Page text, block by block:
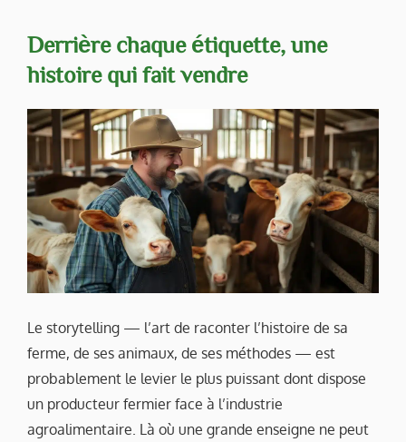
Derrière chaque étiquette, une
histoire qui fait vendre
Le storytelling — l’art de raconter l’histoire de sa
ferme, de ses animaux, de ses méthodes — est
probablement le levier le plus puissant dont dispose
un producteur fermier face à l’industrie
agroalimentaire. Là où une grande enseigne ne peut